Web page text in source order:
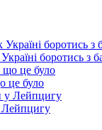
боротись з
це було
Лейпцигу